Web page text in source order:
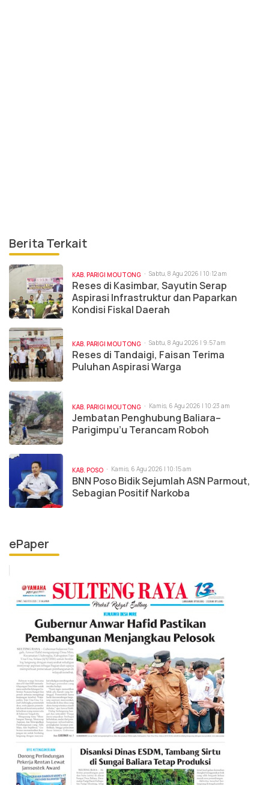
Berita Terkait
KAB. PARIGI MOUTONG Sabtu, 8 Agu 2026 | 10:12 am
Reses di Kasimbar, Sayutin Serap
Aspirasi Infrastruktur dan Paparkan
Kondisi Fiskal Daerah
KAB. PARIGI MOUTONG Sabtu, 8 Agu 2026 | 9:57 am
Reses di Tandaigi, Faisan Terima
Puluhan Aspirasi Warga
KAB. PARIGI MOUTONG Kamis, 6 Agu 2026 | 10:23 am
Jembatan Penghubung Baliara–
Parigimpu’u Terancam Roboh
KAB. POSO Kamis, 6 Agu 2026 | 10:15 am
BNN Poso Bidik Sejumlah ASN Parmout,
Sebagian Positif Narkoba
ePaper